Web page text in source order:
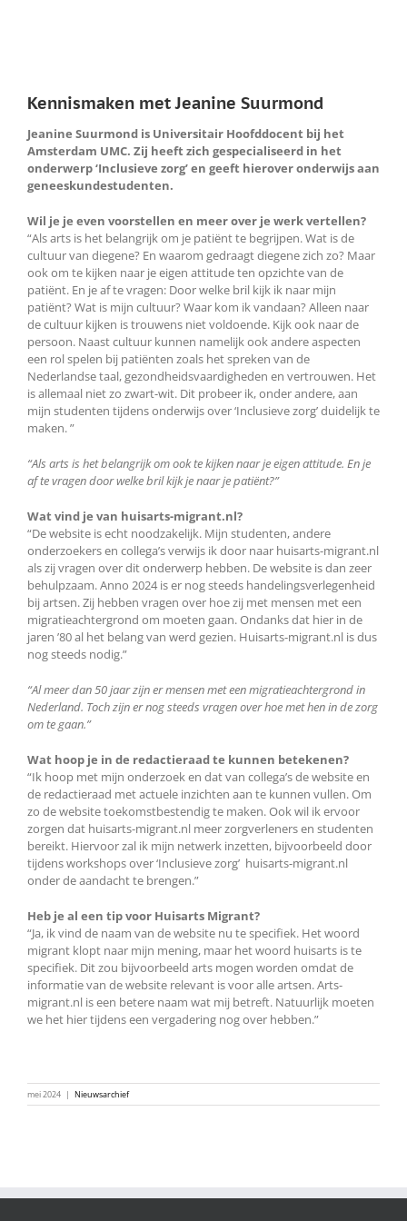
Kennismaken met Jeanine Suurmond
Jeanine Suurmond is Universitair Hoofddocent bij het
Amsterdam UMC. Zij heeft zich gespecialiseerd in het
onderwerp ‘Inclusieve zorg’ en geeft hierover onderwijs aan
geneeskundestudenten.
Wil je je even voorstellen en meer over je werk vertellen?
“Als arts is het belangrijk om je patiënt te begrijpen. Wat is de
cultuur van diegene? En waarom gedraagt diegene zich zo? Maar
ook om te kijken naar je eigen attitude ten opzichte van de
patiënt. En je af te vragen: Door welke bril kijk ik naar mijn
patiënt? Wat is mijn cultuur? Waar kom ik vandaan? Alleen naar
de cultuur kijken is trouwens niet voldoende. Kijk ook naar de
persoon. Naast cultuur kunnen namelijk ook andere aspecten
een rol spelen bij patiënten zoals het spreken van de
Nederlandse taal, gezondheidsvaardigheden en vertrouwen. Het
is allemaal niet zo zwart-wit. Dit probeer ik, onder andere, aan
mijn studenten tijdens onderwijs over ‘Inclusieve zorg’ duidelijk te
maken. ”
“Als arts is het belangrijk om ook te kijken naar je eigen attitude. En je
af te vragen door welke bril kijk je naar je patiënt?”
Wat vind je van huisarts-migrant.nl?
“De website is echt noodzakelijk. Mijn studenten, andere
onderzoekers en collega’s verwijs ik door naar huisarts-migrant.nl
als zij vragen over dit onderwerp hebben. De website is dan zeer
behulpzaam. Anno 2024 is er nog steeds handelingsverlegenheid
bij artsen. Zij hebben vragen over hoe zij met mensen met een
migratieachtergrond om moeten gaan. Ondanks dat hier in de
jaren ’80 al het belang van werd gezien. Huisarts-migrant.nl is dus
nog steeds nodig.”
“Al meer dan 50 jaar zijn er mensen met een migratieachtergrond in
Nederland. Toch zijn er nog steeds vragen over hoe met hen in de zorg
om te gaan.”
Wat hoop je in de redactieraad te kunnen betekenen?
“Ik hoop met mijn onderzoek en dat van collega’s de website en
de redactieraad met actuele inzichten aan te kunnen vullen. Om
zo de website toekomstbestendig te maken. Ook wil ik ervoor
zorgen dat huisarts-migrant.nl meer zorgverleners en studenten
bereikt. Hiervoor zal ik mijn netwerk inzetten, bijvoorbeeld door
tijdens workshops over ‘Inclusieve zorg’ huisarts-migrant.nl
onder de aandacht te brengen.”
Heb je al een tip voor Huisarts Migrant?
“Ja, ik vind de naam van de website nu te specifiek. Het woord
migrant klopt naar mijn mening, maar het woord huisarts is te
specifiek. Dit zou bijvoorbeeld arts mogen worden omdat de
informatie van de website relevant is voor alle artsen. Arts-
migrant.nl is een betere naam wat mij betreft. Natuurlijk moeten
we het hier tijdens een vergadering nog over hebben.”
mei 2024 | Nieuwsarchief